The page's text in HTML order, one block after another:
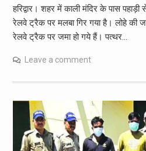
हरिद्वार। शहर में काली मंदिर के पास
रेलवे ट्रैक पर मलबा गिर गया है। लोहे की
रेलवे ट्रैक पर जमा हो गये हैं। पत्थर…
Leave a comment